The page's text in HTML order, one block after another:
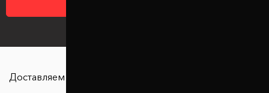
Доставляем в любую точку страны